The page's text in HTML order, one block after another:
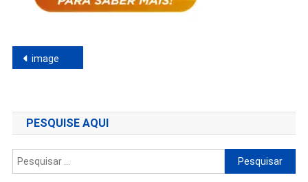
Navegação
Post
image
PESQUISE AQUI
Pesquisar
por: